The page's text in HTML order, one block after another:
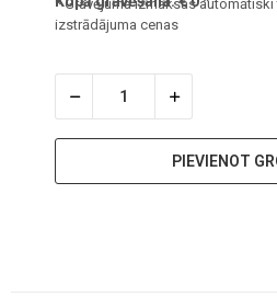
* Gravējuma izmaksas
izstrādājuma cenas
PIEVIENOT